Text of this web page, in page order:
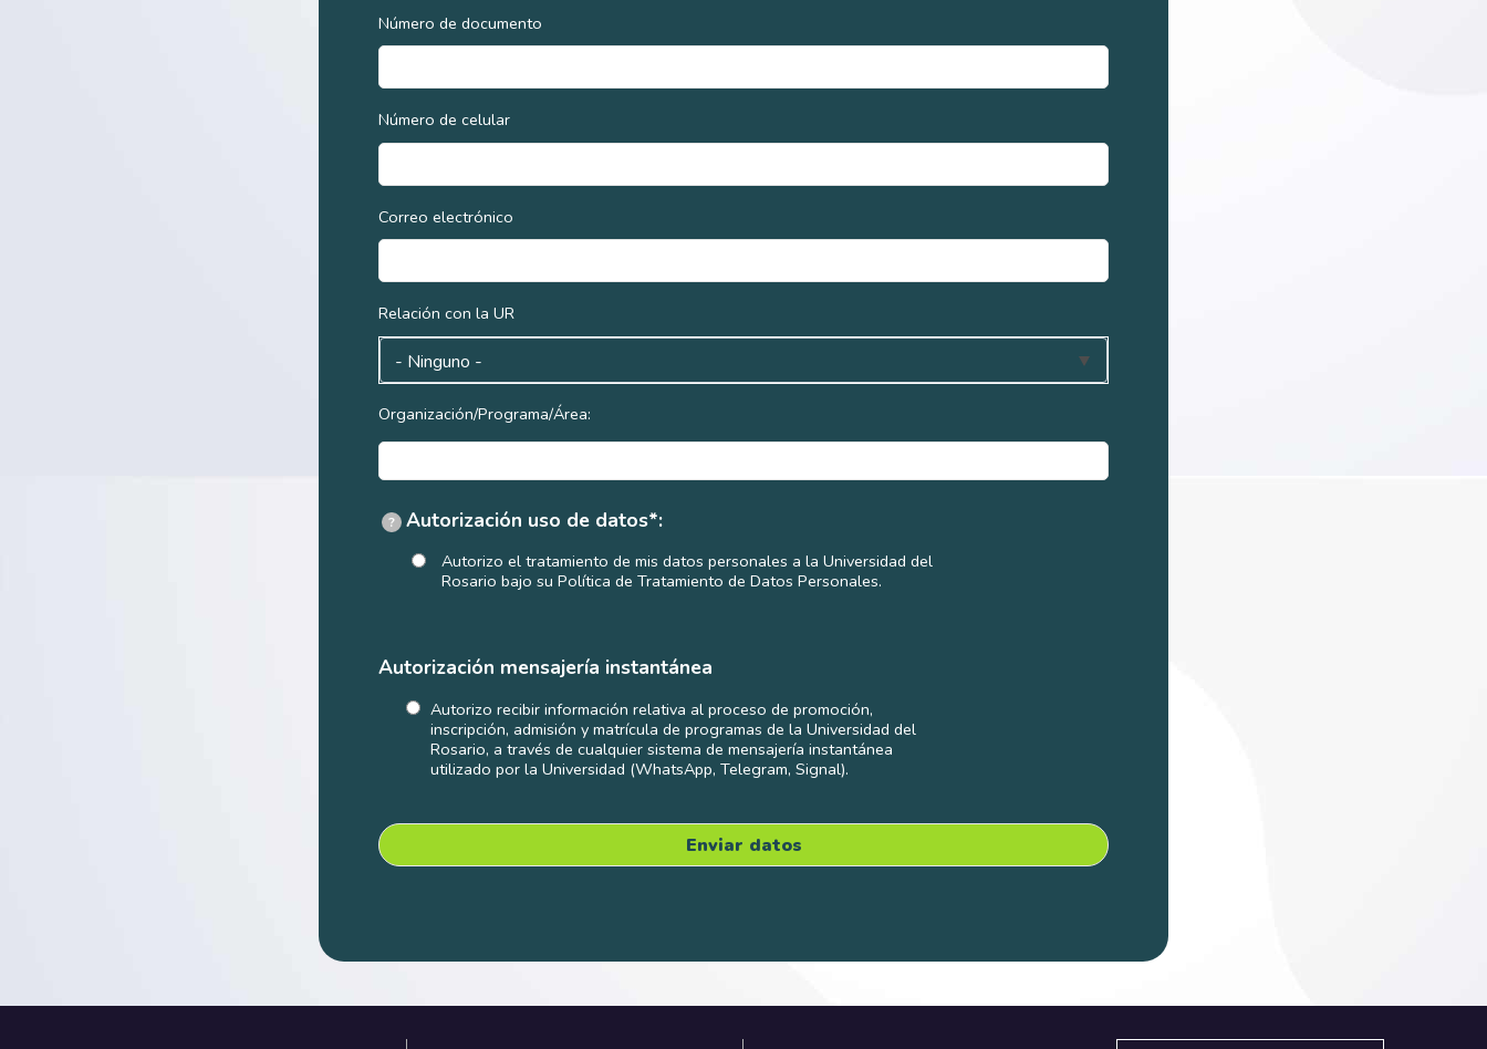
Número de documento
Número de celular
Correo electrónico
Relación con la UR
Organización/Programa/Área:
? Autorización uso de datos*:
Autorizo el tratamiento de mis datos personales a la Universidad del
Rosario bajo su Política de Tratamiento de Datos Personales.
Autorización mensajería instantánea
Autorizo recibir información relativa al proceso de promoción,
inscripción, admisión y matrícula de programas de la Universidad del
Rosario, a través de cualquier sistema de mensajería instantánea
utilizado por la Universidad (WhatsApp, Telegram, Signal).